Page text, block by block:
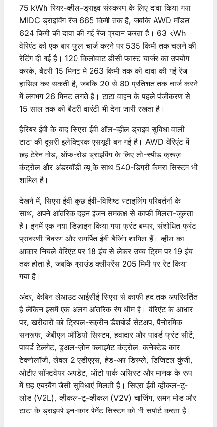
75 kWh रियर-व्हील-ड्राइव संस्करण के लिए दावा किया गया
MIDC ड्राइविंग रेंज 665 किमी तक है, जबकि AWD मॉडल
624 किमी की दावा की गई रेंज प्रदान करता है। 63 kWh
वेरिएंट को एक बार फुल चार्ज करने पर 535 किमी तक चलने की
रेटिंग दी गई है। 120 किलोवाट डीसी फास्ट चार्जर का उपयोग
करके, बैटरी 15 मिनट में 263 किमी तक की दावा की गई रेंज
हासिल कर सकती है, जबकि 20 से 80 प्रतिशत तक चार्ज करने
में लगभग 26 मिनट लगते हैं। टाटा वाहन के पहले पंजीकरण से
15 साल तक की बैटरी वारंटी भी देना जारी रखता है।
हैरियर ईवी के बाद सिएरा ईवी ऑल-व्हील ड्राइव सुविधा वाली
टाटा की दूसरी इलेक्ट्रिक एसयूवी बन गई है। AWD वेरिएंट में
छह टेरेन मोड, ऑफ-रोड ड्राइविंग के लिए लो-स्पीड क्रूज़
कंट्रोल और अंडरबॉडी व्यू के साथ 540-डिग्री कैमरा सिस्टम भी
शामिल है।
देखने में, सिएरा ईवी कुछ ईवी-विशिष्ट स्टाइलिंग परिवर्तनों के
साथ, अपने आंतरिक दहन इंजन समकक्ष से काफी मिलता-जुलता
है। इनमें एक नया डिज़ाइन किया गया फ्रंट बम्पर, संशोधित फ्रंट
प्रावरणी विवरण और समर्पित ईवी बैजिंग शामिल हैं। व्हील का
आकार निचले वेरिएंट पर 18 इंच से लेकर उच्च ट्रिम पर 19 इंच
तक होता है, जबकि ग्राउंड क्लीयरेंस 205 मिमी पर रेट किया
गया है।
अंदर, केबिन लेआउट आईसीई सिएरा से काफी हद तक अपरिवर्तित
है लेकिन इसमें एक अलग आंतरिक रंग थीम है। वैरिएंट के आधार
पर, खरीदारों को ट्रिपल-स्क्रीन डैशबोर्ड सेटअप, पैनोरमिक
सनरूफ, जेबीएल ऑडियो सिस्टम, हवादार और पावर्ड फ्रंट सीटें,
पावर्ड टेलगेट, डुअल-ज़ोन क्लाइमेट कंट्रोल, कनेक्टेड कार
टेक्नोलॉजी, लेवल 2 एडीएएस, हेड-अप डिस्प्ले, डिजिटल कुंजी,
ओटीए सॉफ्टवेयर अपडेट, ऑटो पार्क असिस्ट और मानक के रूप
में छह एयरबैग जैसी सुविधाएं मिलती हैं। सिएरा ईवी व्हीकल-टू-
लोड (V2L), व्हीकल-टू-व्हीकल (V2V) चार्जिंग, समन मोड और
टाटा के ड्राइवपे इन-कार पेमेंट सिस्टम को भी सपोर्ट करता है।